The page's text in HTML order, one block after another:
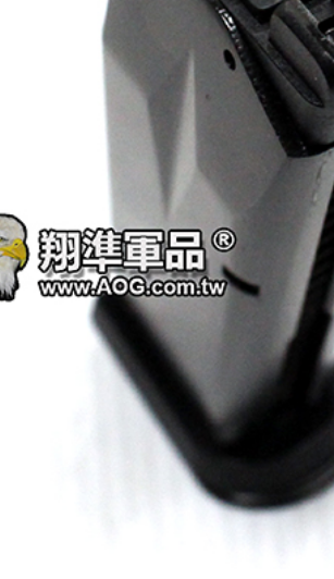
【翔準AOG】新品免運Umarex/VFC
HK33 GBBR 瓦斯長槍 D-VF2-LHK33
GBB 增強後作力HK53
NT$14800元 NT$ 元
加入購物車